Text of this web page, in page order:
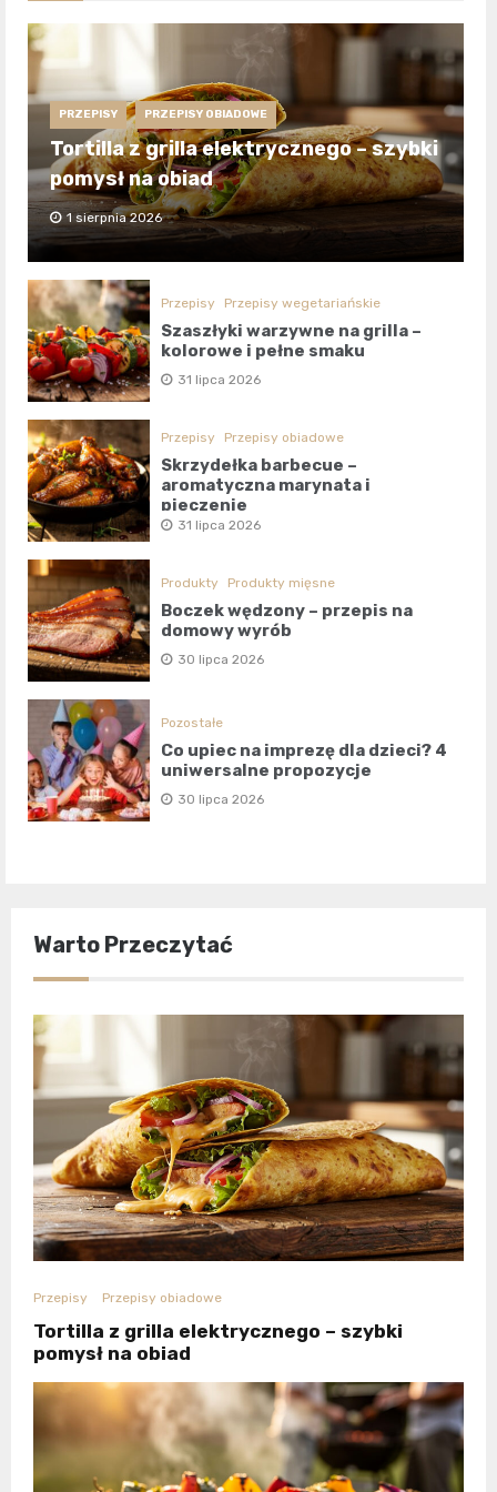
PRZEPISY PRZEPISY OBIADOWE
Tortilla z grilla elektrycznego – szybki
pomysł na obiad
1 sierpnia 2026
Przepisy Przepisy wegetariańskie
Szaszłyki warzywne na grilla –
kolorowe i pełne smaku
31 lipca 2026
Przepisy Przepisy obiadowe
Skrzydełka barbecue –
aromatyczna marynata i
pieczenie
31 lipca 2026
Produkty Produkty mięsne
Boczek wędzony – przepis na
domowy wyrób
30 lipca 2026
Pozostałe
Co upiec na imprezę dla dzieci? 4
uniwersalne propozycje
30 lipca 2026
Warto Przeczytać
Przepisy Przepisy obiadowe
Tortilla z grilla elektrycznego – szybki
pomysł na obiad